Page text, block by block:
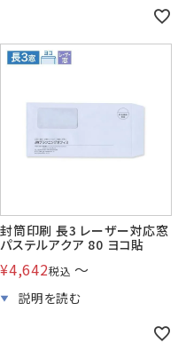
封筒印刷 長3 レーザー対応窓
パステルアクア 80 ヨコ貼
¥4,642税込 〜